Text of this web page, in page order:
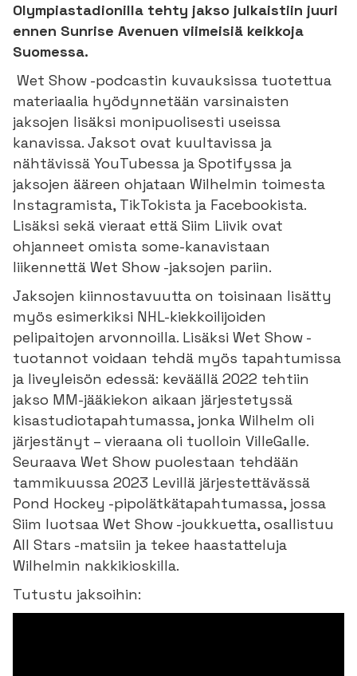
Olympiastadionilla tehty jakso julkaistiin juuri
ennen Sunrise Avenuen viimeisiä keikkoja
Suomessa.
Wet Show -podcastin kuvauksissa tuotettua
materiaalia hyödynnetään varsinaisten
jaksojen lisäksi monipuolisesti useissa
kanavissa. Jaksot ovat kuultavissa ja
nähtävissä YouTubessa ja Spotifyssa ja
jaksojen ääreen ohjataan Wilhelmin toimesta
Instagramista, TikTokista ja Facebookista.
Lisäksi sekä vieraat että Siim Liivik ovat
ohjanneet omista some-kanavistaan
liikennettä Wet Show -jaksojen pariin.
Jaksojen kiinnostavuutta on toisinaan lisätty
myös esimerkiksi NHL-kiekkoilijoiden
pelipaitojen arvonnoilla. Lisäksi Wet Show -
tuotannot voidaan tehdä myös tapahtumissa
ja liveyleisön edessä: keväällä 2022 tehtiin
jakso MM-jääkiekon aikaan järjestetyssä
kisastudiotapahtumassa, jonka Wilhelm oli
järjestänyt – vieraana oli tuolloin VilleGalle.
Seuraava Wet Show puolestaan tehdään
tammikuussa 2023 Levillä järjestettävässä
Pond Hockey -pipolätkätapahtumassa, jossa
Siim luotsaa Wet Show -joukkuetta, osallistuu
All Stars -matsiin ja tekee haastatteluja
Wilhelmin nakkikioskilla.
Tutustu jaksoihin: